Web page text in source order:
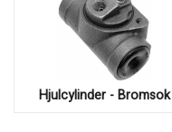
Hjulcylinder - Bromsok